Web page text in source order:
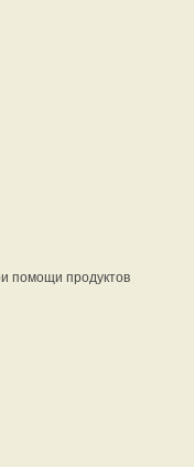
помощи продуктов